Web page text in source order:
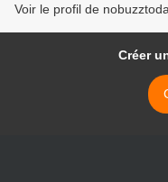
Voir le profil de
Créer